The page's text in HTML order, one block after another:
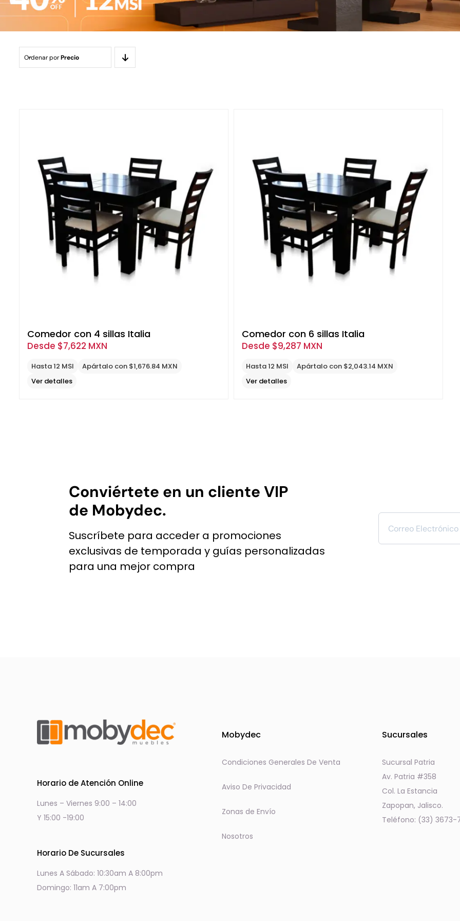
Ordenar porPrecio
Comedor con 4 sillas Italia
Desde $7,622 MXN
Hasta 12 MSI
Apártalo con $1,676.84 MXN
Ver detalles
Comedor con 6 sillas Italia
Desde $9,287 MXN
Hasta 12 MSI
Apártalo con $2,043.14 MXN
Ver detalles
Conviértete en un cliente VIP
de Mobydec.
Suscríbete para acceder a promociones
exclusivas de temporada y guías personalizadas
para una mejor compra
Horario de Atención Online
Lunes – Viernes 9:00 – 14:00
Y 15:00 -19:00
Horario De Sucursales
Lunes A Sábado: 10:30am A 8:00pm
Domingo: 11am A 7:00pm
Mobydec
Condiciones Generales De Venta
Aviso De Privacidad
Zonas de Envío
Nosotros
Sucursales
Sucursal Patria
Av. Patria #358
Col. La Estancia
Zapopan, Jalisco.
Teléfono: (33) 3673-